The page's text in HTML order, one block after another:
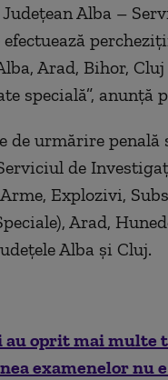
Alba –
Arad, Bihor,
specială”, anunţă
de urmărire
de
Explozivi,
Arad,
Alba şi Cluj.
oprit mai multe
examenelor nu